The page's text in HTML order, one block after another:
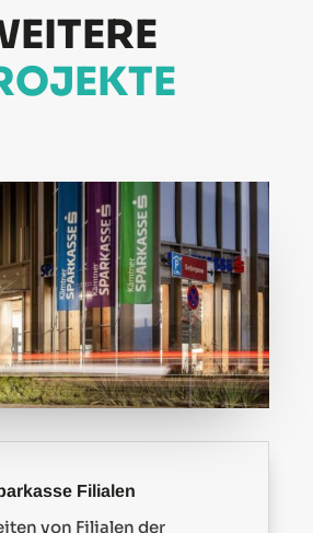
Filialen
von Filialen der